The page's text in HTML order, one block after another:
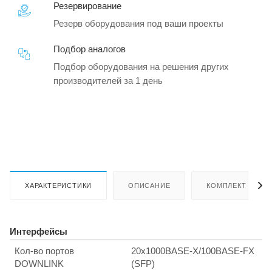
Резервирование
Резерв оборудования под ваши проекты
Подбор аналогов
Подбор оборудования на решения других
производителей за 1 день
ХАРАКТЕРИСТИКИ ОПИСАНИЕ КОМПЛЕКТ
Интерфейсы
Кол-во портов
DOWNLINK
20х1000BASE-X/100BASE-FX
(SFP)